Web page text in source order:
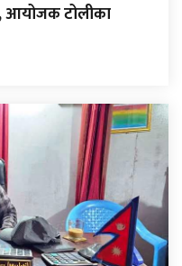
आयोजक टोलीका